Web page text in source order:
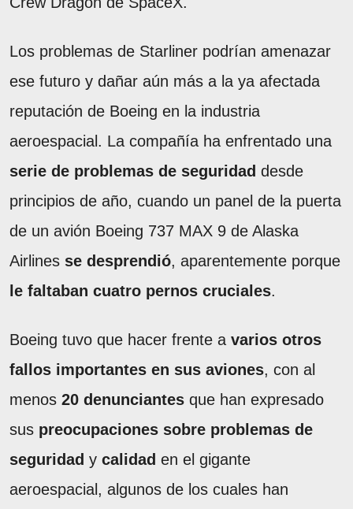
Los problemas de Starliner podrían amenazar
ese futuro y dañar aún más a la ya afectada
reputación de Boeing en la industria
aeroespacial. La compañía ha enfrentado una
serie de problemas de seguridad desde
principios de año, cuando un panel de la puerta
de un avión Boeing 737 MAX 9 de Alaska
Airlines se desprendió, aparentemente porque
le faltaban cuatro pernos cruciales.
Boeing tuvo que hacer frente a varios otros
fallos importantes en sus aviones, con al
menos 20 denunciantes que han expresado
sus preocupaciones sobre problemas de
seguridad y calidad en el gigante
aeroespacial, algunos de los cuales han